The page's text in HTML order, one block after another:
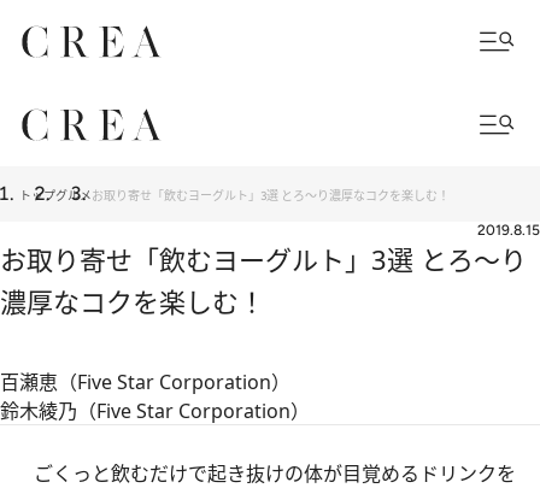
トップグルメお取り寄せ「飲むヨーグルト」3選 とろ～り濃厚なコクを楽しむ！
2019.8.15
お取り寄せ「飲むヨーグルト」3選 とろ～り
濃厚なコクを楽しむ！
百瀬恵（Five Star Corporation）
鈴木綾乃（Five Star Corporation）
ごくっと飲むだけで起き抜けの体が目覚めるドリンクを